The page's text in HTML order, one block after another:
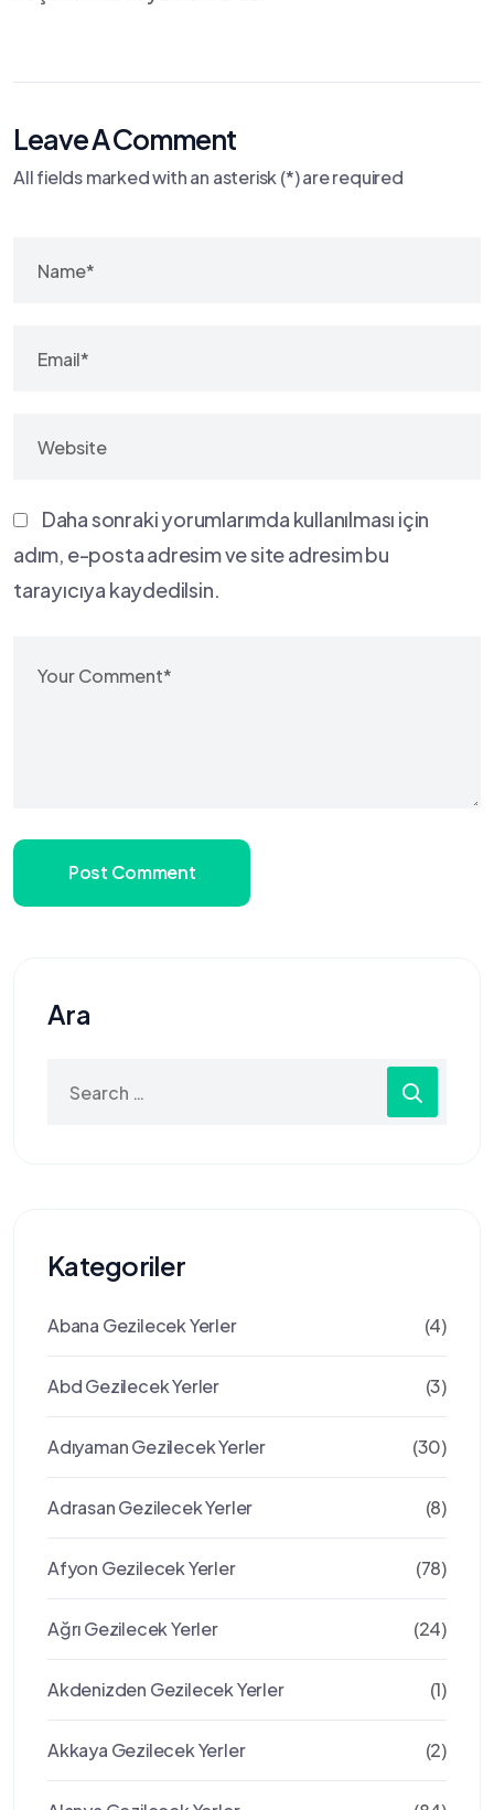
Leave A Comment
All fields marked with an asterisk (*) are required
Daha sonraki yorumlarımda kullanılması için
adım, e-posta adresim ve site adresim bu
tarayıcıya kaydedilsin.
Post Comment
Ara
for:
Kategoriler
Abana Gezilecek Yerler (4)
Abd Gezilecek Yerler (3)
Adıyaman Gezilecek Yerler (30)
Adrasan Gezilecek Yerler (8)
Afyon Gezilecek Yerler (78)
Ağrı Gezilecek Yerler (24)
Akdenizden Gezilecek Yerler (1)
Akkaya Gezilecek Yerler (2)